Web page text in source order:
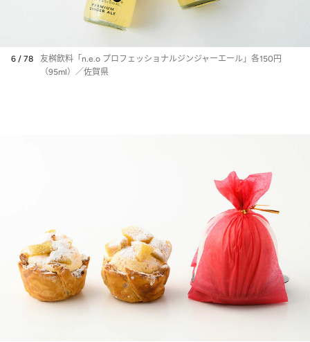
6 / 78
友桝飲料「n.e.o プロフェッショナルジンジャーエール」各150円
（95ml）／佐賀県